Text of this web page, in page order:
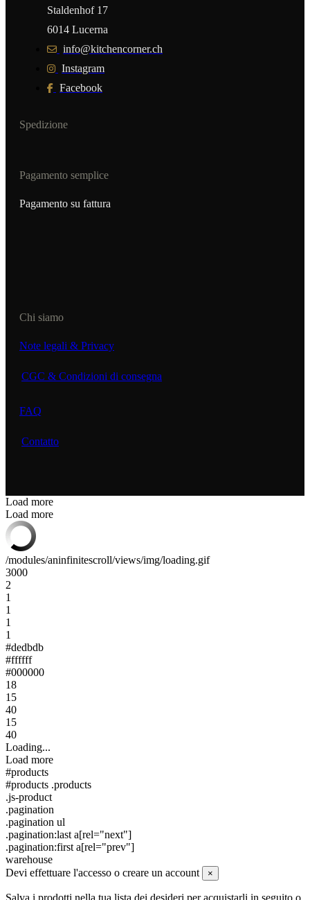
Staldenhof 17
6014 Lucerna
info@kitchencorner.ch
Instagram
Facebook
Spedizione
Pagamento semplice
Pagamento su fattura
Chi siamo
Note legali & Privacy
CGC & Condizioni di consegna
FAQ
Contatto
Load more
Load more
/modules/aninfinitescroll/views/img/loading.gif
3000
2
1
1
1
1
#dedbdb
#ffffff
#000000
18
15
40
15
40
Loading...
Load more
#products
#products .products
.js-product
.pagination
.pagination ul
.pagination:last a[rel="next"]
.pagination:first a[rel="prev"]
warehouse
Devi effettuare l'accesso o creare un account
×